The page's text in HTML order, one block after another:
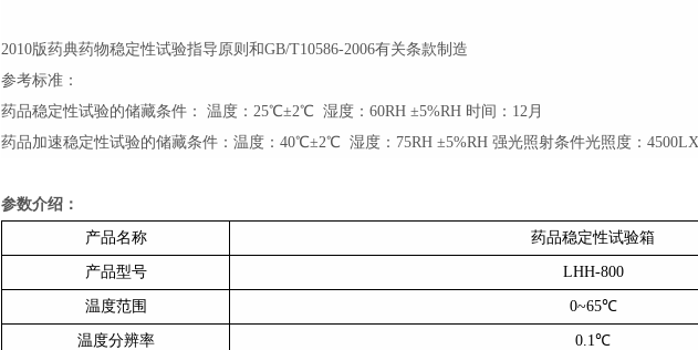
2010版药典药物稳定性试验指导原则和GB/T10586-2006有关条款制造
参考标准：
药品稳定性试验的储藏条件：
温度：25℃±2℃ 湿度：60RH ±5%RH 时间：12月
药品加速稳定性试验的储藏条件：温度： 40℃±2℃ 湿度：75RH ±5%RH 强光照射条件光照度：
参数介绍 ：
产品名称
药品稳定性试验箱
产品型号 LHH-800
温度范围 0~65℃
温度分辨率 0.1℃